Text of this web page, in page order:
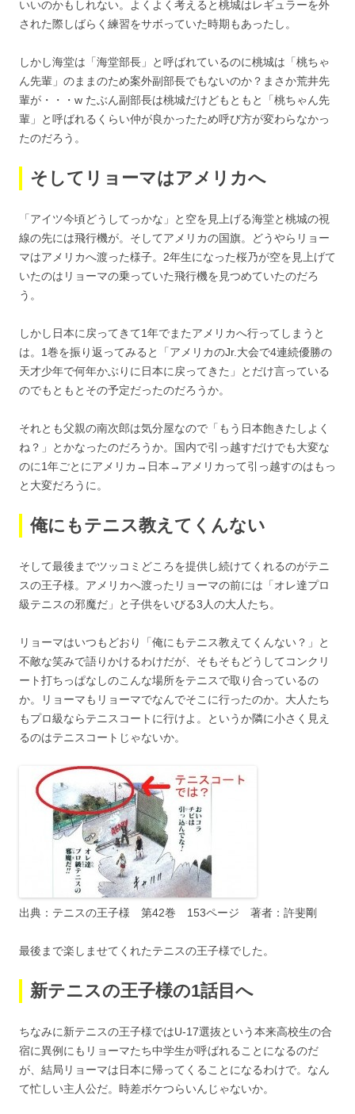
いいのかもしれない。よくよく考えると桃城はレギュラーを外
された際しばらく練習をサボっていた時期もあったし。
しかし海堂は「海堂部長」と呼ばれているのに桃城は「桃ちゃ
ん先輩」のままのため案外副部長でもないのか？まさか荒井先
輩が・・・w たぶん副部長は桃城だけどもともと「桃ちゃん先
輩」と呼ばれるくらい仲が良かったため呼び方が変わらなかっ
たのだろう。
そしてリョーマはアメリカへ
「アイツ今頃どうしてっかな」と空を見上げる海堂と桃城の視
線の先には飛行機が。そしてアメリカの国旗。どうやらリョー
マはアメリカへ渡った様子。2年生になった桜乃が空を見上げて
いたのはリョーマの乗っていた飛行機を見つめていたのだろ
う。
しかし日本に戻ってきて1年でまたアメリカへ行ってしまうと
は。1巻を振り返ってみると「アメリカのJr.大会で4連続優勝の
天才少年で何年かぶりに日本に戻ってきた」とだけ言っている
のでもともとその予定だったのだろうか。
それとも父親の南次郎は気分屋なので「もう日本飽きたしよく
ね？」とかなったのだろうか。国内で引っ越すだけでも大変な
のに1年ごとにアメリカ→日本→アメリカって引っ越すのはもっ
と大変だろうに。
俺にもテニス教えてくんない
そして最後までツッコミどころを提供し続けてくれるのがテニ
スの王子様。アメリカへ渡ったリョーマの前には「オレ達プロ
級テニスの邪魔だ」と子供をいびる3人の大人たち。
リョーマはいつもどおり「俺にもテニス教えてくんない？」と
不敵な笑みで語りかけるわけだが、そもそもどうしてコンクリ
ート打ちっぱなしのこんな場所をテニスで取り合っているの
か。リョーマもリョーマでなんでそこに行ったのか。大人たち
もプロ級ならテニスコートに行けよ。というか隣に小さく見え
るのはテニスコートじゃないか。
出典：テニスの王子様 第42巻 153ページ 著者：許斐剛
最後まで楽しませてくれたテニスの王子様でした。
新テニスの王子様の1話目へ
ちなみに新テニスの王子様ではU-17選抜という本来高校生の合
宿に異例にもリョーマたち中学生が呼ばれることになるのだ
が、結局リョーマは日本に帰ってくることになるわけで。なん
て忙しい主人公だ。時差ボケつらいんじゃないか。